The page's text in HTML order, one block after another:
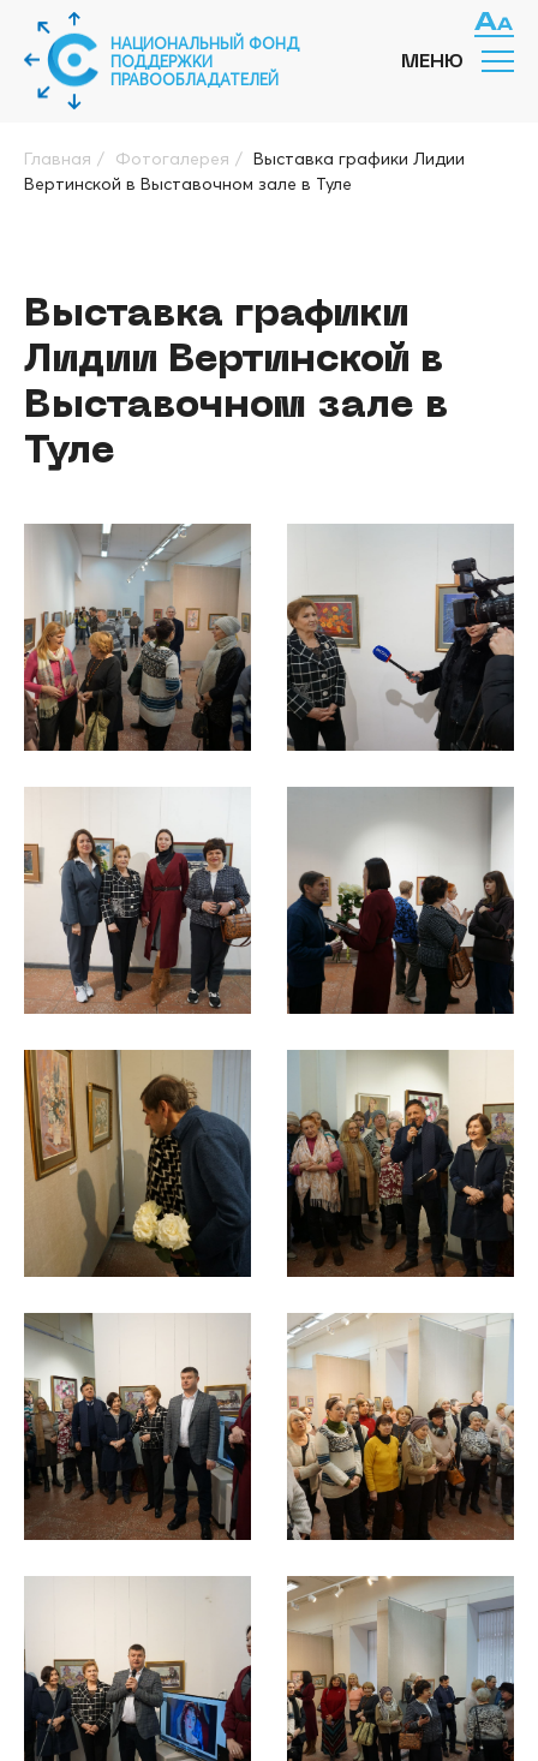
НАЦИОНАЛЬНЫЙ ФОНД
ПОДДЕРЖКИ
ПРАВООБЛАДАТЕЛЕЙ
МЕНЮ
Главная / Фотогалерея / Выставка графики Лидии
Вертинской в Выставочном зале в Туле
Выставка графики
Лидии Вертинской в
Выставочном зале в
Туле